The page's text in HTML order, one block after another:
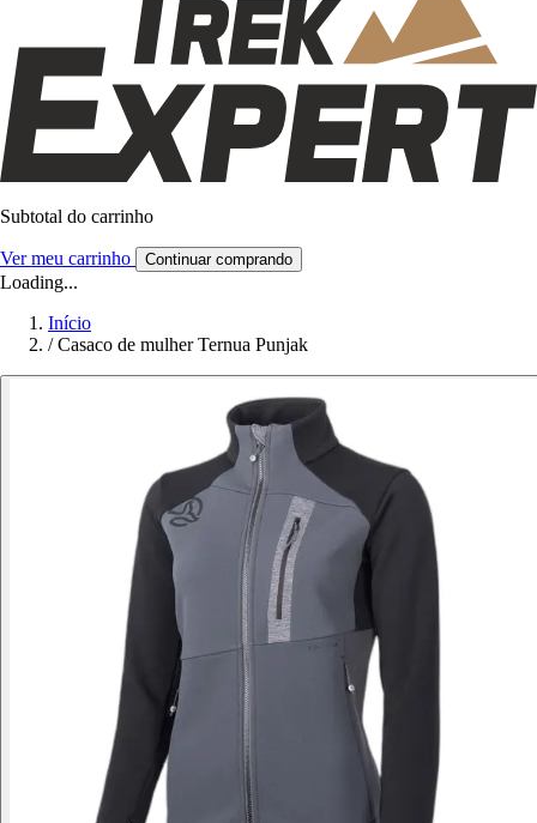
Subtotal do carrinho
Ver meu carrinho Continuar comprando
Loading...
Início
/ Casaco de mulher Ternua Punjak